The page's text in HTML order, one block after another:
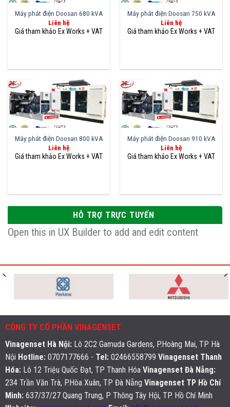
HỖ TRỢ TRỰC TUYẾN
Open this in UX Builder to add and edit content
Máy phát điện Doosan 680 kVA
Liên hệ
Máy phát điện Doosan 750 kVA
Liên hệ
Máy phát điện Doosan 800 kVA
Liên hệ
Máy phát điện Doosan 910 kVA
Liên hệ
CÔNG TY CỔ PHẦN VINAGENSET
Vinagenset Hà Nội: Lô 2C2 Gamuda Gardens, P.Hoàng Mai, TP Hà
Nội Hotline: 0707177666 - Tel:02466558799 Vinagenset Thanh
Hóa: Lô 12 Triệu Quốc Đạt, TP Thanh Hóa Vinagenset Đà Nẵng:
234 Trần Văn Trà, P.Hòa Xuân, TP Đà Nẵng Vinagenset TP Hồ Chí
Minh: 637/37/27 Quang Trung, P Thông Tây Hội, TP. Hồ Chí Minh